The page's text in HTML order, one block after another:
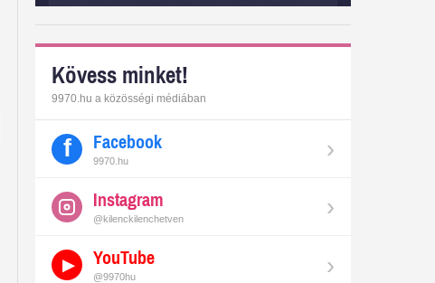
Kövess minket!
9970.hu a közösségi médiában
Facebook
9970.hu ›
Instagram
@kilenckilenchetven ›
YouTube
@9970hu ›